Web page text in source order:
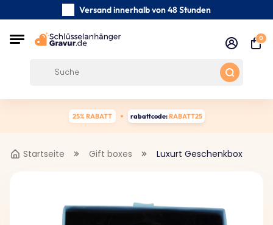
Versand innerhalb von 48 Stunden
0
25% RABATT rabattcode:RABATT25
Startseite Gift boxes Luxurt Geschenkbox